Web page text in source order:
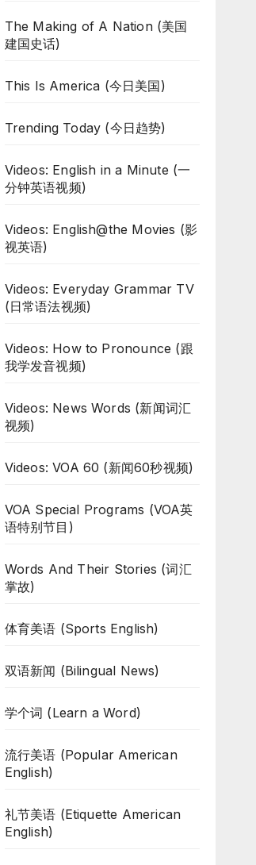
The Making of A Nation (美国
建国史话)
This Is America (今日美国)
Trending Today (今日趋势)
Videos: English in a Minute (一
分钟英语视频)
Videos: English@the Movies (影
视英语)
Videos: Everyday Grammar TV
(日常语法视频)
Videos: How to Pronounce (跟
我学发音视频)
Videos: News Words (新闻词汇
视频)
Videos: VOA 60 (新闻60秒视频)
VOA Special Programs (VOA英
语特别节目)
Words And Their Stories (词汇
掌故)
体育美语 (Sports English)
双语新闻 (Bilingual News)
学个词 (Learn a Word)
流行美语 (Popular American
English)
礼节美语 (Etiquette American
English)